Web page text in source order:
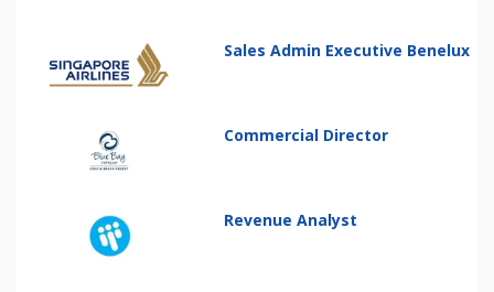
Sales Admin Executive Benelux
Commercial Director
Revenue Analyst